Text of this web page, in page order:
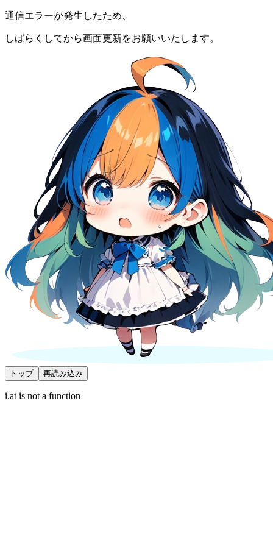
通信エラーが発生したため、
しばらくしてから画面更新をお願いいたします。
トップ 再読み込み
i.at is not a function